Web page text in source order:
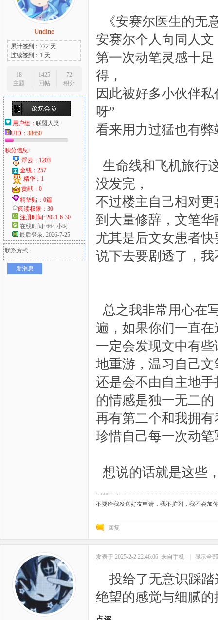
Undine
累计签到：772 天
连续签到：1 天
18
主题
1425
回帖
72
积分
用户组： 联盟人类
UID： 38650
积分信息:
浮云：1203
金钱：257
精华：1
贡献：0
精华贴：0篇
阅读权限：30
注册时间: 2021-6-30
在线时间: 664 小时
最后登录: 2026-7-25
联系方式:
发消息
《安赛尔医生的无
安赛尔个人向同人文
第一次动笔灵感十
得，
因此被好多小伙伴
呀”
看来用力过猛也有
生命线和飞机旅行
没发完，
不过楼主自己相对
到大量修辞，文笔
尤其是后文女患者
说下去要剧透了，
总之我非常用心在
遍，如果你们一直
一定会发现文中有
地重游，温习自己
还是会不由自主地
的情感是独一无二
再有第二个和我拥
珍惜自己每一次动
想说的话就是这些
不要给我发送好友申请，我不扩列，我不会加
回复
发表于 2025-2-2 22:46:06 来自手机 显示全
投给了无意识踩
绝望的感觉与细腻